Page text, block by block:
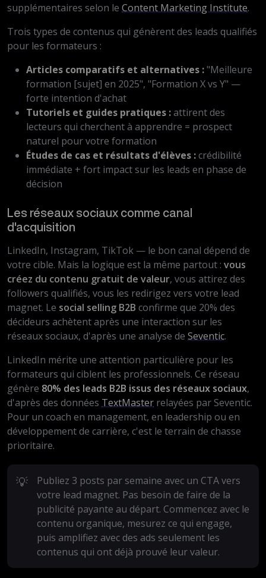
supplémentaires selon le Content Marketing Institute.
Trois types de contenus qui génèrent des leads qualifiés
pour les formateurs :
Articles comparatifs et alternatives :"Meilleure
formation [sujet] en 2025", "Formation X vs Y" —
forte intention d'achat
Tutoriels et guides pratiques :attirent des
lecteurs qui cherchent à apprendre = prospect
naturel pour votre formation
Études de cas et résultats d'élèves :crédibilité
immédiate + fort impact sur les leads en phase de
décision
Les réseaux sociaux comme canal
d'acquisition
LinkedIn, Instagram, TikTok — le bon canal dépend de
votre cible. Mais la logique est la même partout : vous
créez du contenu gratuit de valeur, vous attirez des
followers qualifiés, vous les redirigez vers votre lead
magnet. Le social selling B2B confirme que 20% des
décideurs achètent après une interaction sur les
réseaux sociaux, d'après une analyse de Seventic.
LinkedIn mérite une attention particulière pour les
formateurs qui ciblent les professionnels. Ce réseau
génère 80% des leads B2B issus des réseaux sociaux,
d'après des données TextMaster relayées par Seventic.
Pour un coach en management, en leadership ou en
développement de carrière, c'est le terrain de chasse
prioritaire.
💡
Publiez 3 posts par semaine avec un CTA vers
votre lead magnet. Pas besoin de faire de la
publicité payante au départ. Commencez avec le
contenu organique, mesurez ce qui engage,
puis amplifiez avec des ads seulement les
contenus qui ont déjà prouvé leur valeur.